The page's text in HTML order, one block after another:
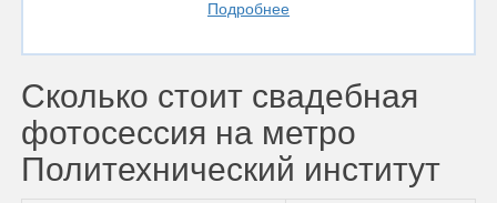
Подробнее
Сколько стоит свадебная
фотосессия на метро
Политехнический институт